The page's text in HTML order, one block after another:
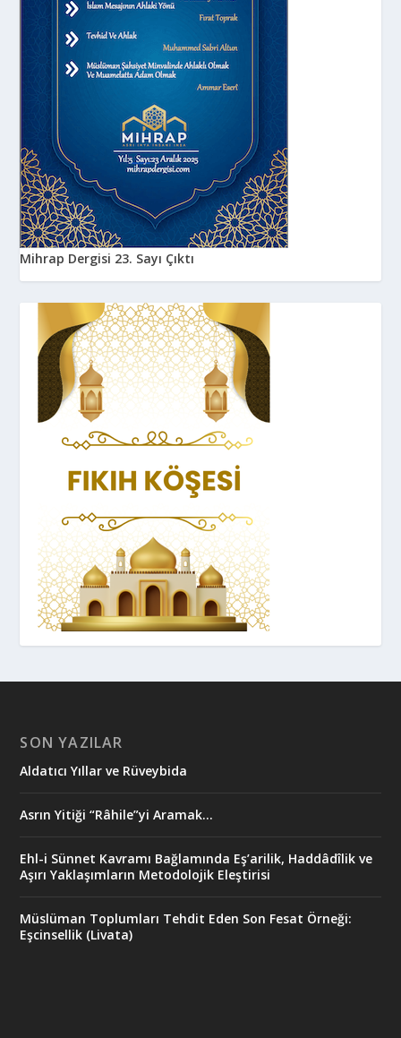
Mihrap Dergisi 23. Sayı Çıktı
SON YAZILAR
Aldatıcı Yıllar ve Rüveybida
Asrın Yitiği “Râhile”yi Aramak…
Ehl-i Sünnet Kavramı Bağlamında Eş’arilik, Haddâdîlik ve
Aşırı Yaklaşımların Metodolojik Eleştirisi
Müslüman Toplumları Tehdit Eden Son Fesat Örneği:
Eşcinsellik (Livata)